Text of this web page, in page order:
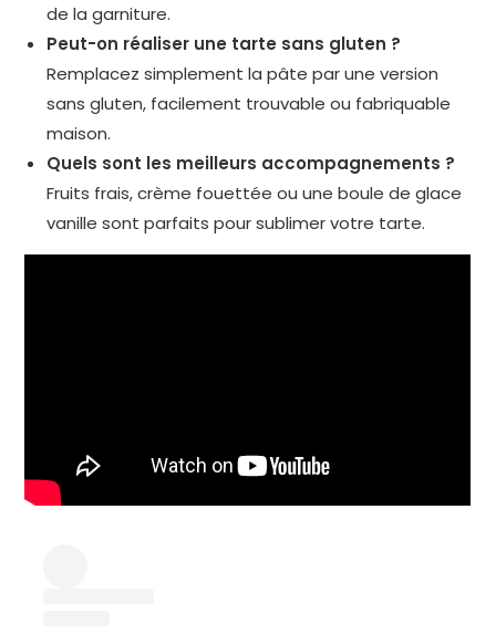
de la garniture.
Peut-on réaliser une tarte sans gluten ?
Remplacez simplement la pâte par une version
sans gluten, facilement trouvable ou fabriquable
maison.
Quels sont les meilleurs accompagnements ?
Fruits frais, crème fouettée ou une boule de glace
vanille sont parfaits pour sublimer votre tarte.